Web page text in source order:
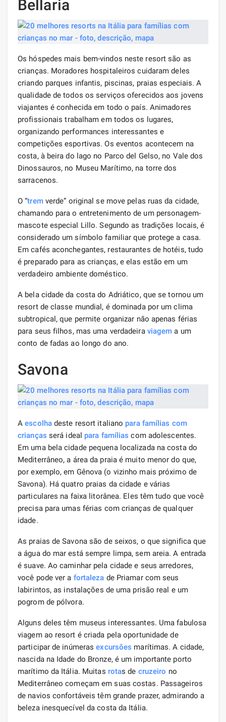
Bellaria
Os hóspedes mais bem-vindos neste resort são as
crianças. Moradores hospitaleiros cuidaram deles
criando parques infantis, piscinas, praias especiais. A
qualidade de todos os serviços oferecidos aos jovens
viajantes é conhecida em todo o país. Animadores
profissionais trabalham em todos os lugares,
organizando performances interessantes e
competições esportivas. Os eventos acontecem na
costa, à beira do lago no Parco del Gelso, no Vale dos
Dinossauros, no Museu Marítimo, na torre dos
sarracenos.
O “tremverde” original se move pelas ruas da cidade,
chamando para o entretenimento de um personagem-
mascote especial Lillo. Segundo as tradições locais, é
considerado um símbolo familiar que protege a casa.
Em cafés aconchegantes, restaurantes de hotéis, tudo
é preparado para as crianças, e elas estão em um
verdadeiro ambiente doméstico.
A bela cidade da costa do Adriático, que se tornou um
resort de classe mundial, é dominada por um clima
subtropical, que permite organizar não apenas férias
para seus filhos, mas uma verdadeira viagem a um
conto de fadas ao longo do ano.
Savona
Aescolhadeste resort italiano para famílias com
crianças será ideal para famílias com adolescentes.
Em uma bela cidade pequena localizada na costa do
Mediterrâneo, a área da praia é muito menor do que,
por exemplo, em Gênova (o vizinho mais próximo de
Savona). Há quatro praias da cidade e várias
particulares na faixa litorânea. Eles têm tudo que você
precisa para umas férias com crianças de qualquer
idade.
As praias de Savona são de seixos, o que significa que
a água do mar está sempre limpa, sem areia. A entrada
é suave. Ao caminhar pela cidade e seus arredores,
você pode ver a fortaleza de Priamar com seus
labirintos, as instalações de uma prisão real e um
pogrom de pólvora.
Alguns deles têm museus interessantes. Uma fabulosa
viagem ao resort é criada pela oportunidade de
participar de inúmerasexcursões marítimas. A cidade,
nascida na Idade do Bronze, é um importante porto
marítimo da Itália. Muitas rotas de cruzeiro no
Mediterrâneo começam em suas costas. Passageiros
de navios confortáveis ​​têm grande prazer, admirando a
beleza inesquecível da costa da Itália.